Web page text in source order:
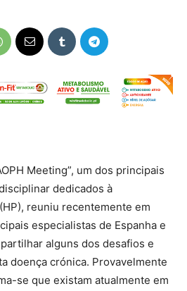
Meeting”, um dos principais
dedicados à
reuniu recentemente em
especialistas de Espanha e
alguns dos desafios e
doença crónica. Provavelmente
se que existam atualmente em